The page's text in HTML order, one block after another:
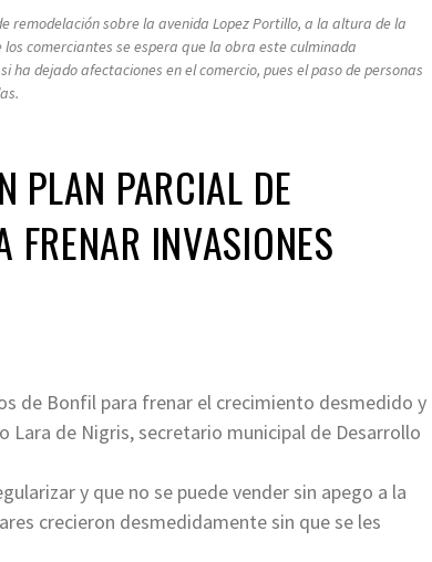
remodelación sobre la avenida Lopez Portillo, a la altura de la
comerciantes se espera que la obra este culminada
ha dejado afectaciones en el comercio, pues el paso de personas
PLAN PARCIAL DE
FRENAR INVASIONES
de Bonfil para frenar el crecimiento desmedido y
de Nigris, secretario municipal de Desarrollo
y que no se puede vender sin apego a la
crecieron desmedidamente sin que se les